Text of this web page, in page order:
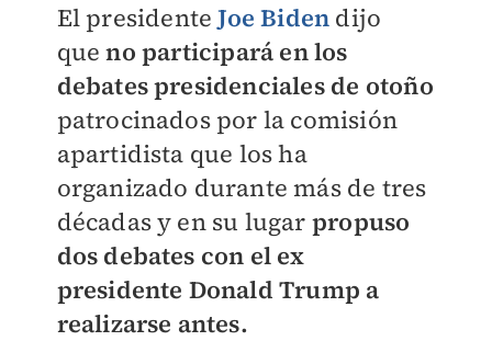
El presidenteJoe Biden dijo
queno participará en los
debates presidenciales de otoño
patrocinados por la comisión
apartidista que los ha
organizado durante más de tres
décadas y en su lugar propuso
dos debates con el ex
presidente Donald Trump a
realizarse antes.